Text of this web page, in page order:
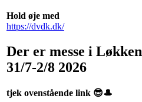
Hold øje med
https://dvdk.dk/
Der er messe i Løkken
31/7-2/8 2026
tjek ovenstående link 😎🎩